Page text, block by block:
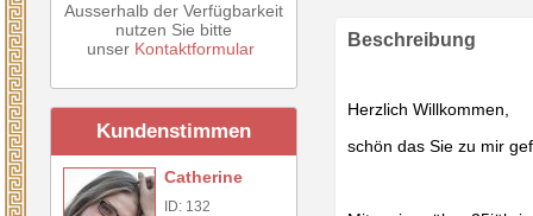
Ausserhalb der Verfügbarkeit
nutzen Sie bitte
unser Kontaktformular
Kundenstimmen
Catherine
ID: 132
Beschreibung
Herzlich Willkommen,
schön das Sie zu mir